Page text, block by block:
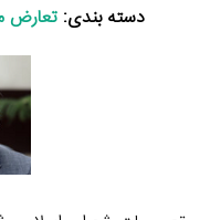
دسته بندی: تعارض